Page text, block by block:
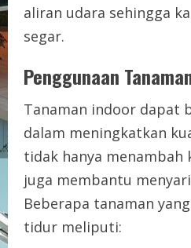
aliran udara sehingga
segar.
Penggunaan
Tanaman indoor dapat
dalam meningkatkan
tidak hanya menambah
juga membantu
Beberapa tanaman
tidur meliputi: